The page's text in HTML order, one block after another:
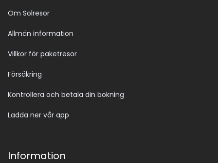
Om Solresor
Allmän information
Villkor för paketresor
Försäkring
Kontrollera och betala din bokning
Ladda ner vår app
Information